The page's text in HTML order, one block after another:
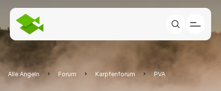
Alle Angeln Forum Karpfenforum PVA